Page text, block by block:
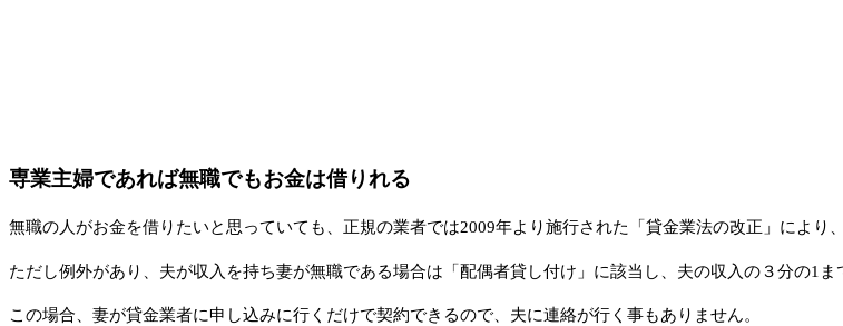
専業主婦であれば無職でもお金は借りれる
無職の人がお金を借りたいと思っていても、正規の業者では2009年より施行された「貸金業法の改正」によ
ただし例外があり、夫が収入を持ち妻が無職である場合は「配偶者貸し付け」に該当し、夫の収入の３分の1ま
この場合、妻が貸金業者に申し込みに行くだけで契約できるので、夫に連絡が行く事もありません。